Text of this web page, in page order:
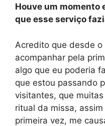
Houve um momento
que esse serviço
Acredito que desde
acompanhar pela
algo que eu poderia
que estou passando
visitantes, que
ritual da missa,
primeira vez, me